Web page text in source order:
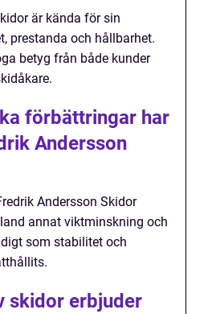
är kända för sin
prestanda och hållbarhet.
betyg från både kunder
förbättringar har
Andersson
Andersson Skidor
annat viktminskning och
som stabilitet och
skidor erbjuder